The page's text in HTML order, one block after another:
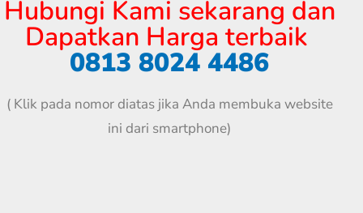
Hubungi Kami sekarang dan
Dapatkan Harga terbaik
0813 8024 4486
( Klik pada nomor diatas jika Anda membuka website
ini dari smartphone)